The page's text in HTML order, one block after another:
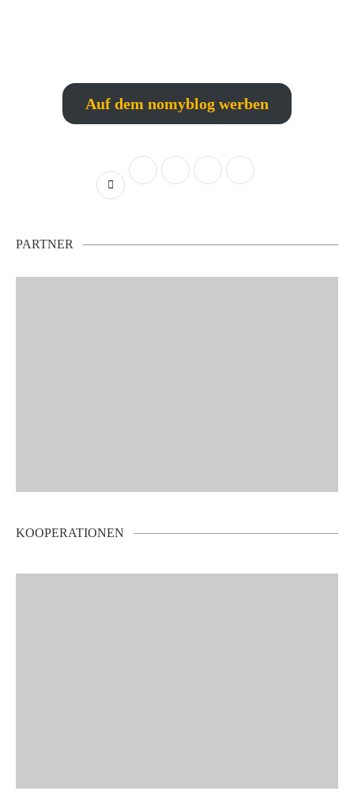
Auf dem nomyblog werben
PARTNER
KOOPERATIONEN